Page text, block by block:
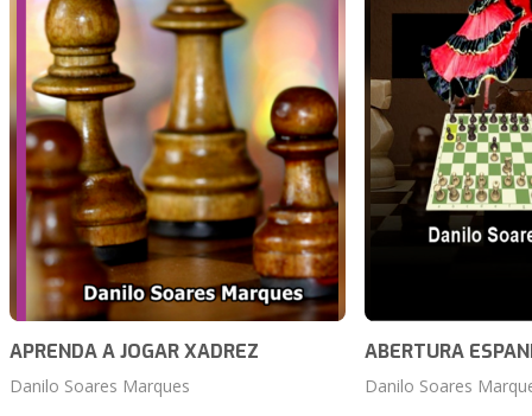
APRENDA A JOGAR XADREZ
Danilo Soares Marques
ABERTURA
Danilo Soares